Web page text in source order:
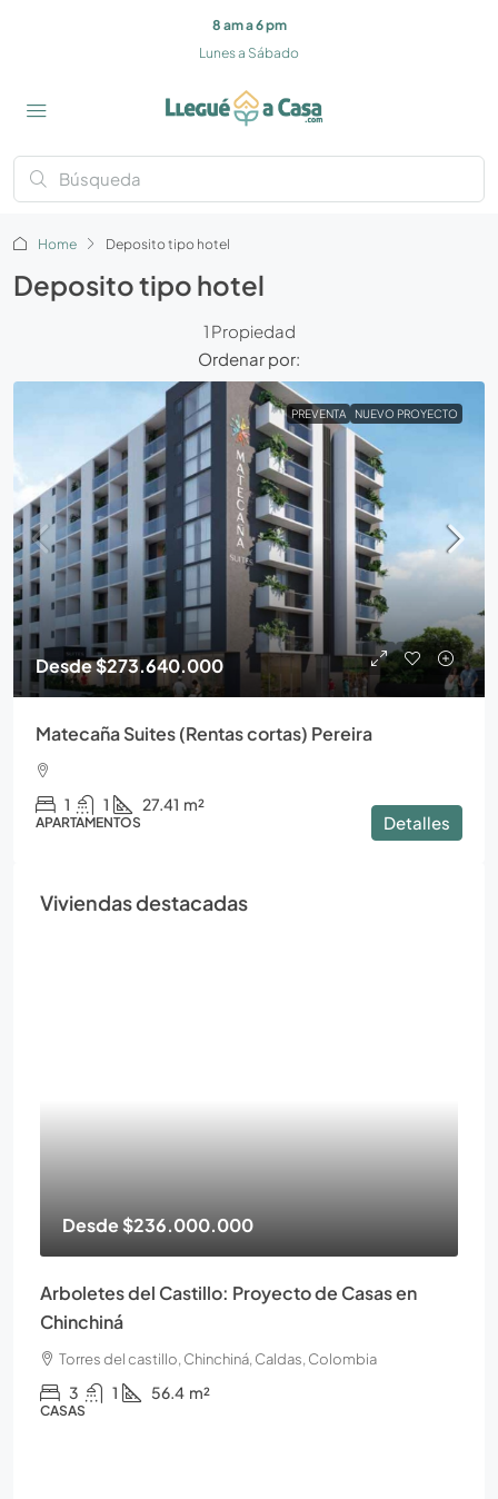
8 am a 6 pm
Lunes a Sábado
Home Deposito tipo hotel
Deposito tipo hotel
1 Propiedad
Ordenar por:
PREVENTA NUEVO PROYECTO
Desde$273.640.000
Matecaña Suites (Rentas cortas) Pereira
1 1 27.41 m²
APARTAMENTOS Detalles
Viviendas destacadas
Desde$236.000.000
Arboletes del Castillo: Proyecto de Casas en
Chinchiná
Torres del castillo, Chinchiná, Caldas, Colombia
3 1 56.4 m²
CASAS